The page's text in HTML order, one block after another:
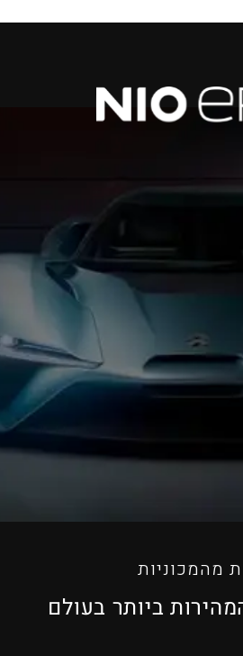
מהמכוניות
ביותר בעולם